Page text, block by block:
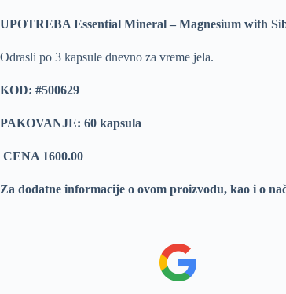
UPOTREBA Essential Mineral – Magnesium with
Odrasli po 3 kapsule dnevno za vreme jela.
KOD: #500629
PAKOVANJE: 60 kapsula
CENA 1600.00
Za dodatne informacije o ovom proizvodu, kao i o